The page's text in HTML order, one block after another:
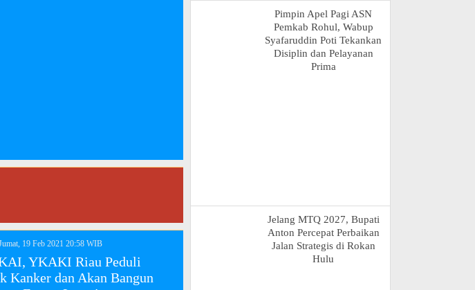
19 Feb 2021 20:58 WIB
YKAKI Riau Peduli
Kanker dan Akan Bangun
Pimpin Apel Pagi ASN
Pemkab Rohul, Wabup
Syafaruddin Poti Tekankan
Disiplin dan Pelayanan
Prima
Jelang MTQ 2027, Bupati
Anton Percepat Perbaikan
Jalan Strategis di Rokan
Hulu